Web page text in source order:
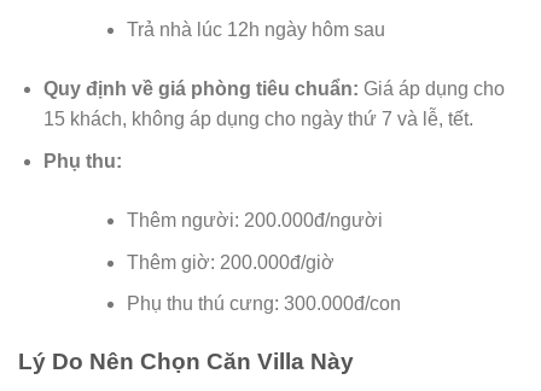
Trả nhà lúc 12h ngày hôm sau
Quy định về giá phòng tiêu chuẩn: Giá áp dụng cho
15 khách, không áp dụng cho ngày thứ 7 và lễ, tết.
Phụ thu:
Thêm người: 200.000đ/người
Thêm giờ: 200.000đ/giờ
Phụ thu thú cưng: 300.000đ/con
Lý Do Nên Chọn Căn Villa Này